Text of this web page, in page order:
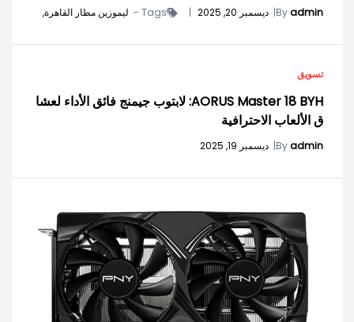
Byadmin
| ديسمبر 20, 2025 |
Tags - ليموزين مطار القاهرة,
تسويق
AORUS Master 18 BYH: لابتوب جيمنج فائق الأداء لعشا
ق الألعاب الاحترافية
Byadmin
| ديسمبر 19, 2025